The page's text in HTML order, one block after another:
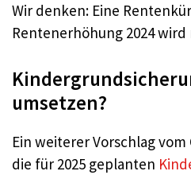
Wir denken: Eine
Rentenerhöhung 2024
umsetzen?
Ein weiterer Vorschlag
die für 2025 geplanten